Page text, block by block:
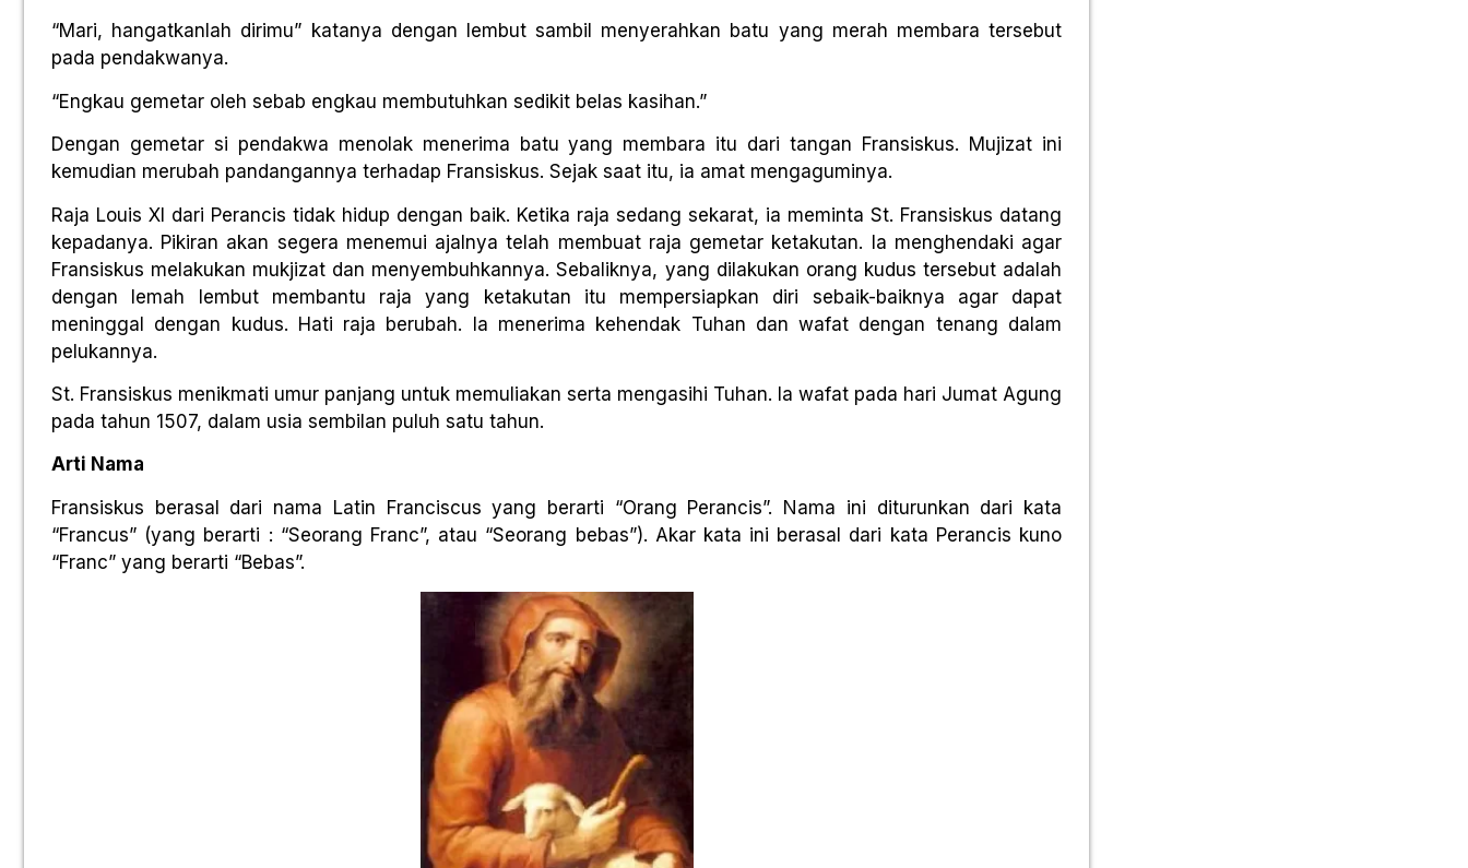
“Mari, hangatkanlah dirimu” katanya dengan lembut sambil menyerahkan batu yang merah membara tersebut
pada pendakwanya.
“Engkau gemetar oleh sebab engkau membutuhkan sedikit belas kasihan.”
Dengan gemetar si pendakwa menolak menerima batu yang membara itu dari tangan Fransiskus. Mujizat ini
kemudian merubah pandangannya terhadap Fransiskus. Sejak saat itu, ia amat mengaguminya.
Raja Louis XI dari Perancis tidak hidup dengan baik. Ketika raja sedang sekarat, ia meminta St. Fransiskus datang
kepadanya. Pikiran akan segera menemui ajalnya telah membuat raja gemetar ketakutan. Ia menghendaki agar
Fransiskus melakukan mukjizat dan menyembuhkannya. Sebaliknya, yang dilakukan orang kudus tersebut adalah
dengan lemah lembut membantu raja yang ketakutan itu mempersiapkan diri sebaik-baiknya agar dapat
meninggal dengan kudus. Hati raja berubah. Ia menerima kehendak Tuhan dan wafat dengan tenang dalam
pelukannya.
St. Fransiskus menikmati umur panjang untuk memuliakan serta mengasihi Tuhan. Ia wafat pada hari Jumat Agung
pada tahun 1507, dalam usia sembilan puluh satu tahun.
Arti Nama
Fransiskus berasal dari nama Latin Franciscus yang berarti “Orang Perancis”. Nama ini diturunkan dari kata
“Francus” (yang berarti : “Seorang Franc”, atau “Seorang bebas”). Akar kata ini berasal dari kata Perancis kuno
“Franc” yang berarti “Bebas”.